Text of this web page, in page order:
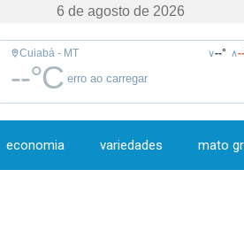
Cuiabá - MT ∨--° ∧
--°C erro ao carregar
economia variedades mato
6 de agosto de 2026